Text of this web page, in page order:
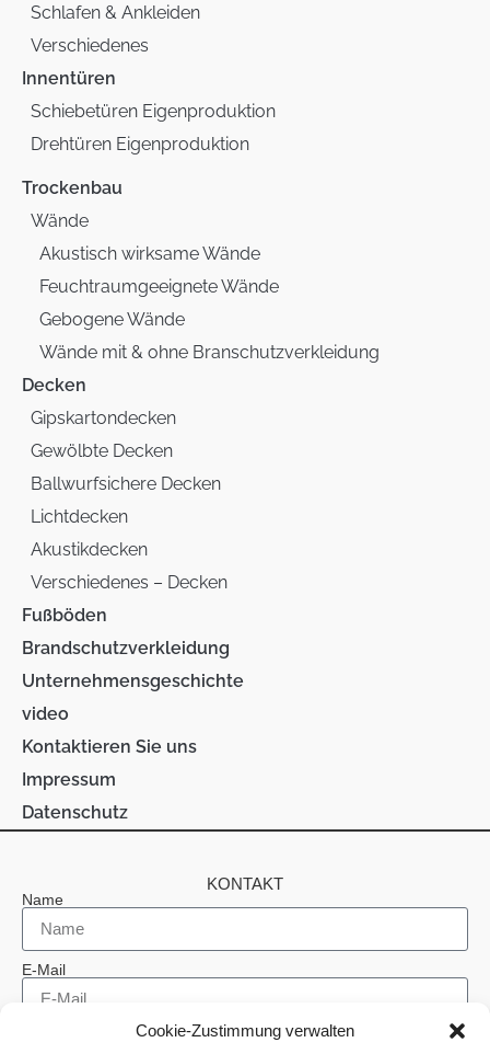
Cookie-Zustimmung verwalten
Schlafen & Ankleiden
Verschiedenes
Innentüren
Schiebetüren Eigenproduktion
Drehtüren Eigenproduktion
Trockenbau
Wände
Akustisch wirksame Wände
Feuchtraumgeeignete Wände
Gebogene Wände
Wände mit & ohne Branschutzverkleidung
Decken
Gipskartondecken
Gewölbte Decken
Ballwurfsichere Decken
Lichtdecken
Akustikdecken
Verschiedenes – Decken
Fußböden
Brandschutzverkleidung
Unternehmensgeschichte
video
Kontaktieren Sie uns
Impressum
Datenschutz
KONTAKT
Name
E-Mail